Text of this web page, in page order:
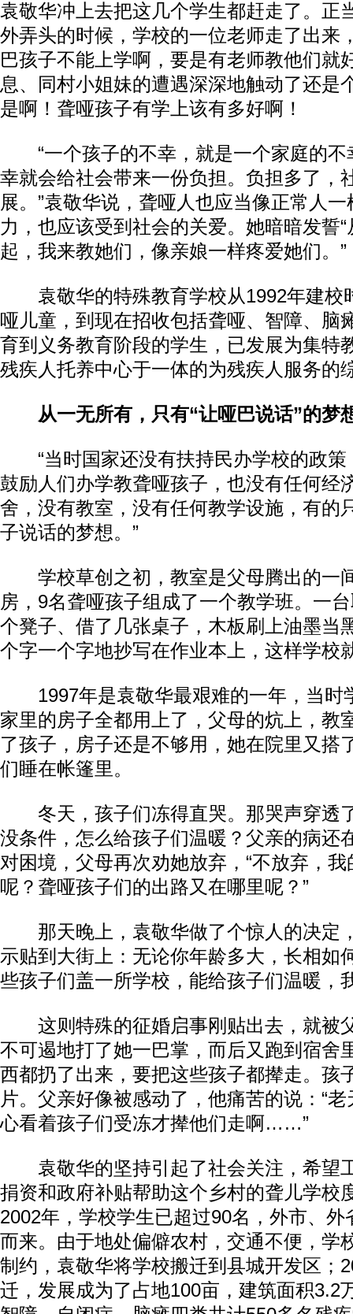
袁敬华冲上去把这几个学生都赶走了。正
外弄头的时候，学校的一位老师走了出来
巴孩子不能上学啊，要是有老师教他们就
息、同村小姐妹的遭遇深深地触动了还是
是啊！聋哑孩子有学上该有多好啊！
“一个孩子的不幸，就是一个家庭的不
幸就会给社会带来一份负担。负担多了，
展。”袁敬华说，聋哑人也应当像正常人
力，也应该受到社会的关爱。她暗暗发誓
起，我来教她们，像亲娘一样疼爱她们。”
袁敬华的特殊教育学校从1992年建校
哑儿童，到现在招收包括聋哑、智障、脑
育到义务教育阶段的学生，已发展为集特
残疾人托养中心于一体的为残疾人服务的
从一无所有，只有“让哑巴说话”的梦
“当时国家还没有扶持民办学校的政策
鼓励人们办学教聋哑孩子，也没有任何经
舍，没有教室，没有任何教学设施，有的
子说话的梦想。”
学校草创之初，教室是父母腾出的一
房，9名聋哑孩子组成了一个教学班。一
个凳子、借了几张桌子，木板刷上油墨当
个字一个字地抄写在作业本上，这样学校
1997年是袁敬华最艰难的一年，当时
家里的房子全都用上了，父母的炕上，教
了孩子，房子还是不够用，她在院里又搭
们睡在帐篷里。
冬天，孩子们冻得直哭。那哭声穿透
没条件，怎么给孩子们温暖？父亲的病
对困境，父母再次劝她放弃，“不放弃，
呢？聋哑孩子们的出路又在哪里呢？”
那天晚上，袁敬华做了个惊人的决定
示贴到大街上：无论你年龄多大，长相如
些孩子们盖一所学校，能给孩子们温暖，
这则特殊的征婚启事刚贴出去，就被
不可遏地打了她一巴掌，而后又跑到宿舍
西都扔了出来，要把这些孩子都撵走。孩
片。父亲好像被感动了，他痛苦的说：“
心看着孩子们受冻才撵他们走啊……”
袁敬华的坚持引起了社会关注，希望
捐资和政府补贴帮助这个乡村的聋儿学校
2002年，学校学生已超过90名，外市、外
而来。由于地处偏僻农村，交通不便，学
制约，袁敬华将学校搬迁到县城开发区；
迁，发展成为了占地100亩，建筑面积3.2